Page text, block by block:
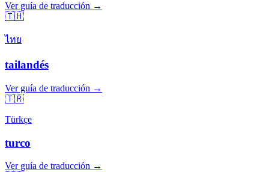
Ver guía de traducción →
🇹🇭
ไทย
tailandés
Ver guía de traducción →
🇹🇷
Türkçe
turco
Ver guía de traducción →